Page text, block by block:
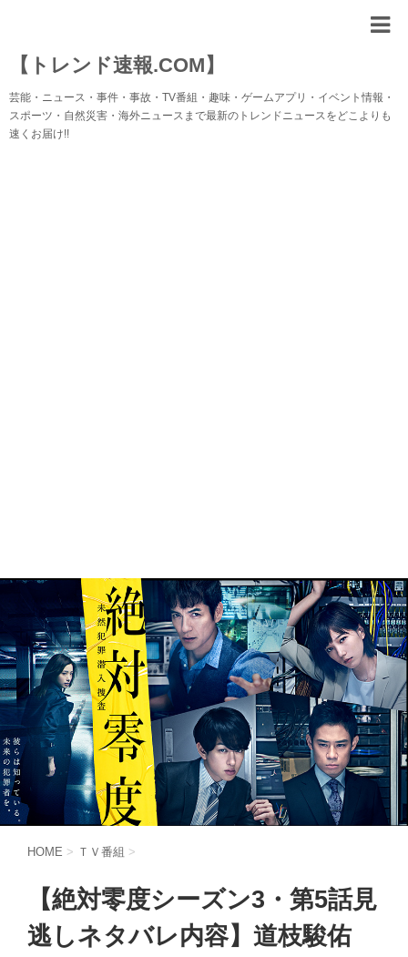
【トレンド速報.COM】
芸能・ニュース・事件・事故・TV番組・趣味・ゲームアプリ・イベント情報・
スポーツ・自然災害・海外ニュースまで最新のトレンドニュースをどこよりも
速くお届け!!
HOME > ＴＶ番組 >
【絶対零度シーズン3・第5話見
逃しネタバレ内容】道枝駿佑